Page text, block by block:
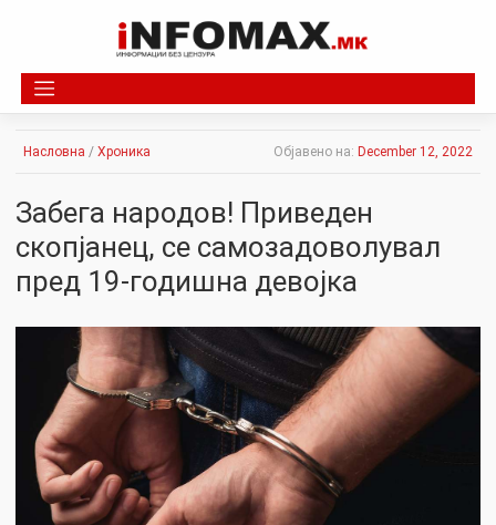
Насловна / Хроника Објавено на: December 12, 2022
Забега народов! Приведен
скопјанец, се самозадоволувал
пред 19-годишна девојка